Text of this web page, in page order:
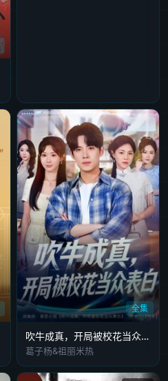
全集
吹牛成真，开局被校花当众表白
葛子杨&祖丽米热